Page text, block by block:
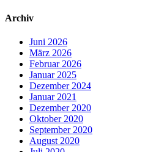
Archiv
Juni 2026
März 2026
Februar 2026
Januar 2025
Dezember 2024
Januar 2021
Dezember 2020
Oktober 2020
September 2020
August 2020